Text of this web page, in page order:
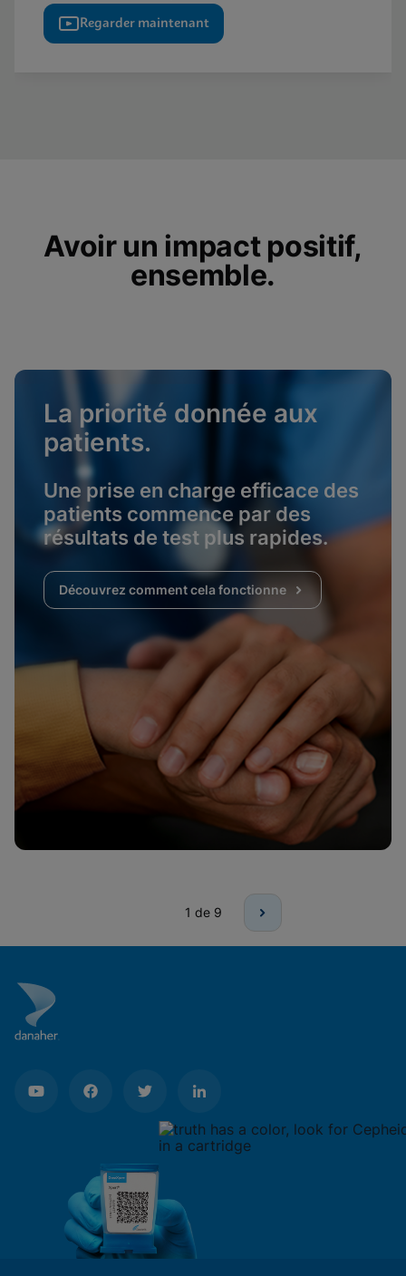
Regarder maintenant
Avoir un impact positif,
ensemble.
La priorité donnée aux
patients.
Une prise en charge efficace des
patients commence par des
résultats de test plus rapides.
Découvrez comment cela fonctionne
1 de 9